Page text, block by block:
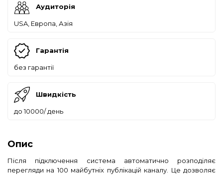
Аудиторія
USA, Европа, Азія
Гарантія
без гарантії
Швидкість
до 10000/ день
Опис
Після підключення система автоматично розподіляє
перегляди на 100 майбутніх публікацій каналу. Це дозволяє